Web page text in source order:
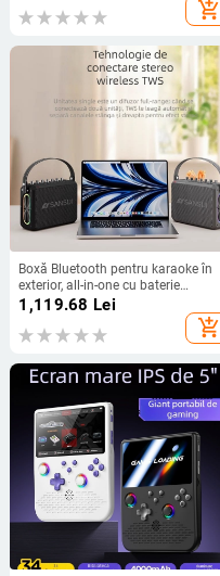
add_shopping_cart
Boxă Bluetooth pentru karaoke în
exterior, all-in-one cu baterie
încorporată, 75W, răspuns în
frecvență 100Hz-20kHz, SNR
≥70dB, 4000–6000mAh
1,119.68 Lei
add_shopping_cart